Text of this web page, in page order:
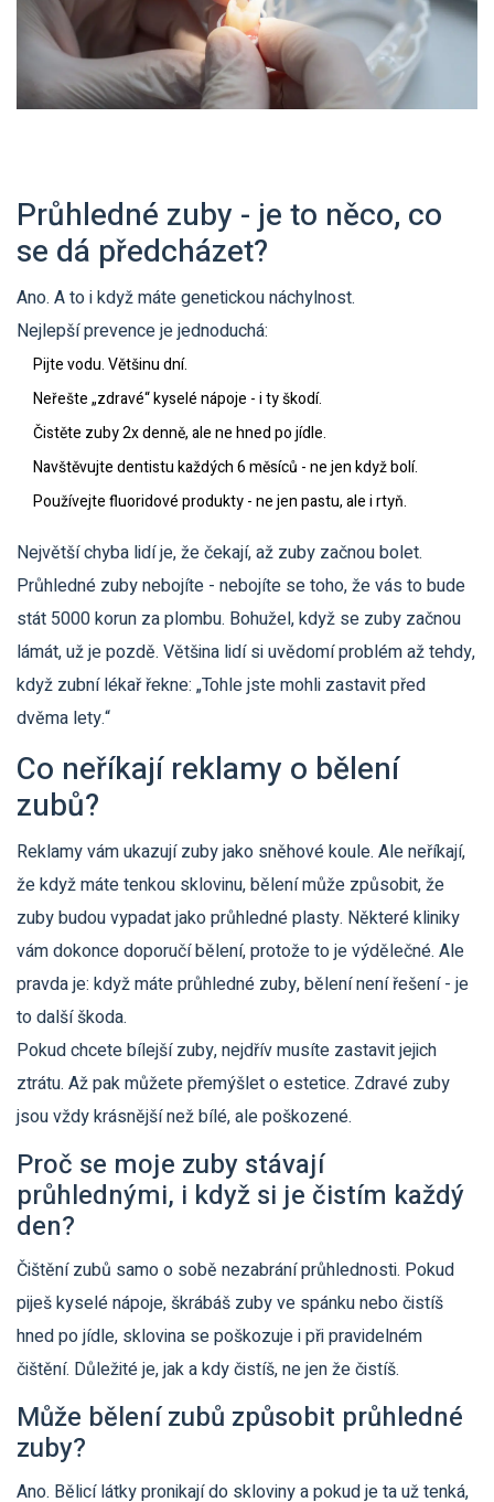
Průhledné zuby - je to něco, co
se dá předcházet?
Ano. A to i když máte genetickou náchylnost.
Nejlepší prevence je jednoduchá:
Pijte vodu. Většinu dní.
Neřešte „zdravé“ kyselé nápoje - i ty škodí.
Čistěte zuby 2x denně, ale ne hned po jídle.
Navštěvujte dentistu každých 6 měsíců - ne jen když bolí.
Používejte fluoridové produkty - ne jen pastu, ale i rtyň.
Největší chyba lidí je, že čekají, až zuby začnou bolet.
Průhledné zuby nebojíte - nebojíte se toho, že vás to bude
stát 5000 korun za plombu. Bohužel, když se zuby začnou
lámát, už je pozdě. Většina lidí si uvědomí problém až tehdy,
když zubní lékař řekne: „Tohle jste mohli zastavit před
dvěma lety.“
Co neříkají reklamy o bělení
zubů?
Reklamy vám ukazují zuby jako sněhové koule. Ale neříkají,
že když máte tenkou sklovinu, bělení může způsobit, že
zuby budou vypadat jako průhledné plasty. Některé kliniky
vám dokonce doporučí bělení, protože to je výdělečné. Ale
pravda je: když máte průhledné zuby, bělení není řešení - je
to další škoda.
Pokud chcete bílejší zuby, nejdřív musíte zastavit jejich
ztrátu. Až pak můžete přemýšlet o estetice. Zdravé zuby
jsou vždy krásnější než bílé, ale poškozené.
Proč se moje zuby stávají
průhlednými, i když si je čistím každý
den?
Čištění zubů samo o sobě nezabrání průhlednosti. Pokud
piješ kyselé nápoje, škrábáš zuby ve spánku nebo čistíš
hned po jídle, sklovina se poškozuje i při pravidelném
čištění. Důležité je, jak a kdy čistíš, ne jen že čistíš.
Může bělení zubů způsobit průhledné
zuby?
Ano. Bělicí látky pronikají do skloviny a pokud je ta už tenká,